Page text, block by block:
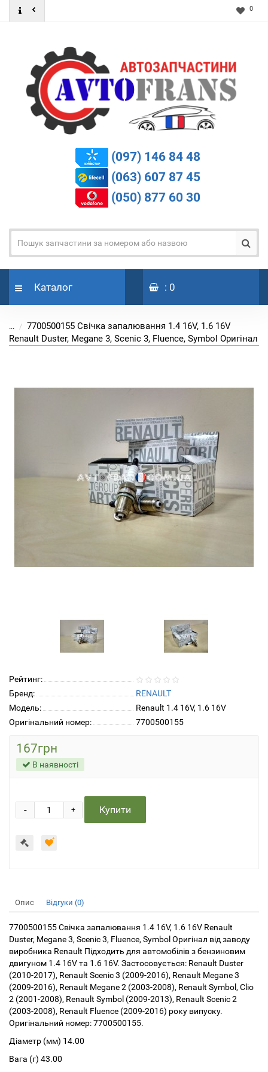
0
(097) 146 84 48
(063) 607 87 45
(050) 877 60 30
Каталог : 0
...
7700500155 Свічка запалювання 1.4 16V, 1.6 16V
Renault Duster, Megane 3, Scenic 3, Fluence, Symbol Оригінал
Рейтинг:
Бренд:
RENAULT
Модель:
Renault 1.4 16V, 1.6 16V
Оригінальний номер:
7700500155
167грн
В наявності
+
- Купити
Опис Відгуки (0)
7700500155 Свічка запалювання 1.4 16V, 1.6 16V Renault
Duster, Megane 3, Scenic 3, Fluence, Symbol Оригінал від заводу
виробника Renault Підходить для автомобілів з бензиновим
двигуном 1.4 16V та 1.6 16V. Застосовується: Renault Duster
(2010-2017), Renault Scenic 3 (2009-2016), Renault Megane 3
(2009-2016), Renault Megane 2 (2003-2008), Renault Symbol, Clio
2 (2001-2008), Renault Symbol (2009-2013), Renault Scenic 2
(2003-2008), Renault Fluence (2009-2016) року випуску.
Оригінальний номер: 7700500155.
Діаметр (мм) 14.00
Вага (г) 43.00